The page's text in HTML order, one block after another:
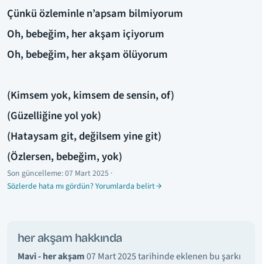
Çünkü özleminle n’apsam bilmiyorum
Oh, bebeğim, her akşam içiyorum
Oh, bebeğim, her akşam ölüyorum
(Kimsem yok, kimsem de sensin, of)
(Güzelliğine yol yok)
(Hataysam git, değilsem yine git)
(Özlersen, bebeğim, yok)
Son güncelleme:07 Mart 2025 ·
Sözlerde hata mı gördün? Yorumlarda belirt
her akşam hakkında
Mavi - her akşam07 Mart 2025 tarihinde eklenen bu şarkı